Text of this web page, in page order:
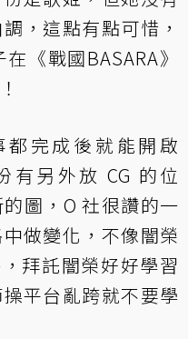
，這點有點可惜，
《戰國BASARA》
完成後就能開啟
有另外放 CG 的位
圖，O 社很讚的一
做變化，不像闇榮
拜託闇榮好好學習
平台亂跨就不要學